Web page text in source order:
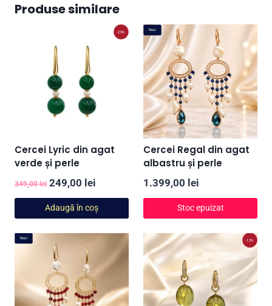
Produse similare
-29%
Cercei Lyric din agat
verde și perle
349,00lei Prețul
inițial
fost:
349,00 lei.
249,00 lei
curent
este:
249,00 lei.
Adaugă în coș
Nou!
Cercei Regal din agat
albastru și perle
1.399,00 lei
Stoc epuizat
Nou!
-13%